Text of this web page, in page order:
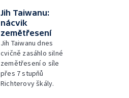
Jih Taiwanu:
nácvik
zemětřesení
Jih Taiwanu dnes
cvičně zasáhlo silné
zemětřesení o síle
přes 7 stupňů
Richterovy škály.